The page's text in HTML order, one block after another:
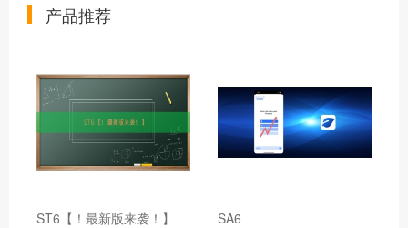
产品推荐
ST6【！最新版来袭！】 SA6